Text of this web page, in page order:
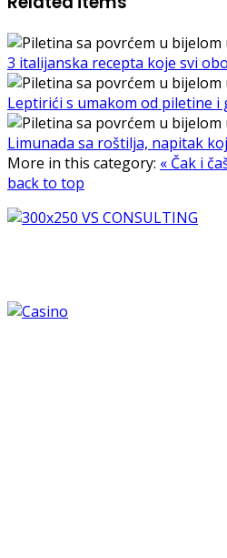
3 italijanska recepta koje svi
Leptirići s umakom od piletine i
Limunada sa roštilja, napitak
More in this category: « Čak i
back to top